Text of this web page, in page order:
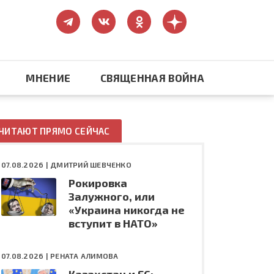
Конфликт на Украине
МНЕНИЕ СВЯЩЕННАЯ ВОЙНА
ПРЯМО СЕЙЧАС
07.08.2026 | ДМИТРИЙ ШЕВЧЕНКО
Рокировка
Залужного, или
«Украина никогда не
вступит в НАТО»
07.08.2026 | РЕНАТА АЛИМОВА